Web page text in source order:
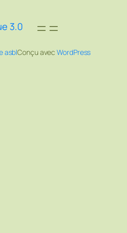
3.0
asblConçu avecWordPress